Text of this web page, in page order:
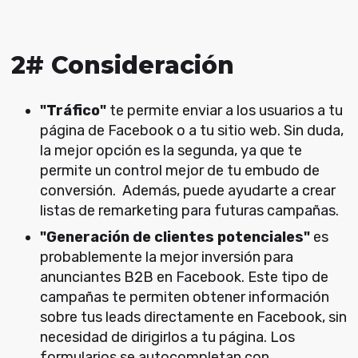
2# Consideración
"Tráfico" te permite enviar a los usuarios a tu
página de Facebook o a tu sitio web. Sin duda,
la mejor opción es la segunda, ya que te
permite un control mejor de tu embudo de
conversión. Además, puede ayudarte a crear
listas de remarketing para futuras campañas.
"Generación de clientes potenciales"es
probablemente la mejor inversión para
anunciantes B2B en Facebook. Este tipo de
campañas te permiten obtener información
sobre tus leads directamente en Facebook, sin
necesidad de dirigirlos a tu página. Los